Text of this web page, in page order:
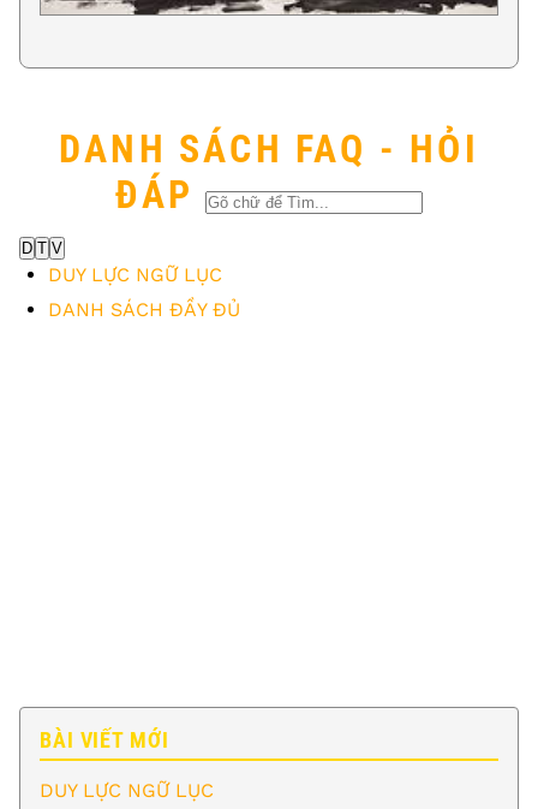
DANH SÁCH FAQ - HỎI
ĐÁP
D T V
DUY LỰC NGỮ LỤC
DANH SÁCH ĐẦY ĐỦ
BÀI VIẾT MỚI
DUY LỰC NGỮ LỤC